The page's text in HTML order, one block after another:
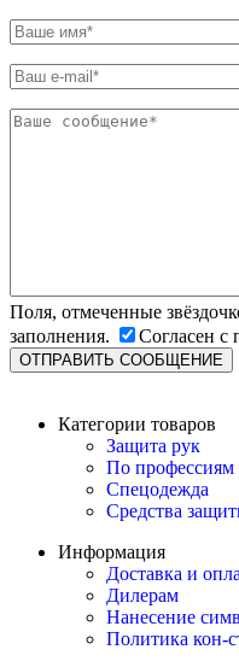
Поля, отмеченные
заполнения.
Согласен с
Категории товаров
Защита рук
По профессиям
Спецодежда
Средства
Информация
Доставка и
Дилерам
Нанесение
Политика кон-